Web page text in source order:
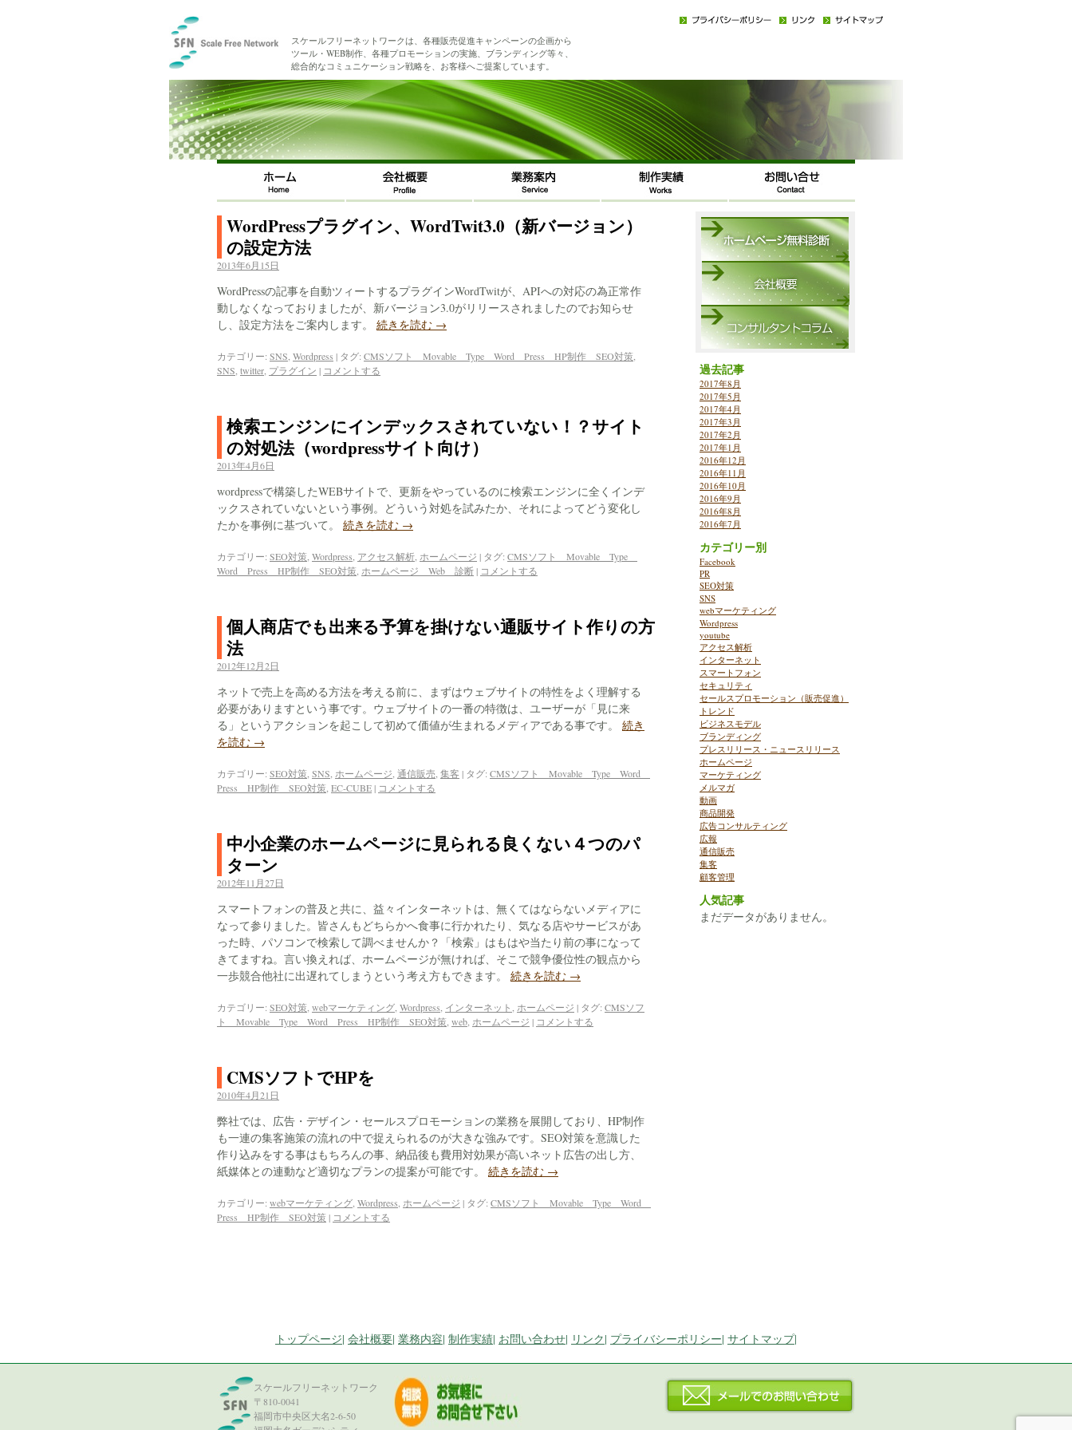
スケールフリーネットワークは、各種販売促進キャンペーンの企画から
ツール・WEB制作、各種プロモーションの実施、ブランディング等々、
総合的なコミュニケーション戦略を、お客様へご提案しています。
過去記事
2017年8月
2017年5月
2017年4月
2017年3月
2017年2月
2017年1月
2016年12月
2016年11月
2016年10月
2016年9月
2016年8月
2016年7月
カテゴリー別
Facebook
PR
SEO対策
SNS
webマーケティング
Wordpress
youtube
アクセス解析
インターネット
スマートフォン
セキュリティ
セールスプロモーション（販売促進）
トレンド
ビジネスモデル
ブランディング
プレスリリース・ニュースリリース
ホームページ
マーケティング
メルマガ
動画
商品開発
広告コンサルティング
広報
通信販売
集客
顧客管理
人気記事
まだデータがありません。
WordPressプラグイン、WordTwit3.0（新バージョン）
の設定方法
2013年6月15日
WordPressの記事を自動ツィートするプラグインWordTwitが、APIへの対応の為正常作
動しなくなっておりましたが、新バージョン3.0がリリースされましたのでお知らせ
し、設定方法をご案内します。 続きを読む →
カテゴリー: SNS Wordpress | タグ: CMSソフト Movable Type Word Press HP制作 SEO対策
SNS twitter プラグイン | コメントする
検索エンジンにインデックスされていない！？サイト
の対処法（wordpressサイト向け）
2013年4月6日
wordpressで構築したWEBサイトで、更新をやっているのに検索エンジンに全くインデ
ックスされていないという事例。どういう対処を試みたか、それによってどう変化し
たかを事例に基づいて。 続きを読む →
カテゴリー: SEO対策 Wordpress アクセス解析 ホームページ | タグ: CMSソフト Movable Type
Word Press HP制作 SEO対策 ホームページ Web 診断| コメントする
個人商店でも出来る予算を掛けない通販サイト作りの方
法
2012年12月2日
ネットで売上を高める方法を考える前に、まずはウェブサイトの特性をよく理解する
必要がありますという事です。ウェブサイトの一番の特徴は、ユーザーが「見に来
る」というアクションを起こして初めて価値が生まれるメディアである事です。 続き
を読む →
カテゴリー: SEO対策 SNS ホームページ 通信販売 集客 | タグ: CMSソフト Movable Type Word
Press HP制作 SEO対策 EC-CUBE| コメントする
中小企業のホームページに見られる良くない４つのパ
ターン
2012年11月27日
スマートフォンの普及と共に、益々インターネットは、無くてはならないメディアに
なって参りました。皆さんもどちらかへ食事に行かれたり、気なる店やサービスがあ
った時、パソコンで検索して調べませんか？「検索」はもはや当たり前の事になって
きてますね。言い換えれば、ホームページが無ければ、そこで競争優位性の観点から
一歩競合他社に出遅れてしまうという考え方もできます。 続きを読む →
カテゴリー: SEO対策 webマーケティング Wordpress インターネット ホームページ | タグ: CMSソフ
ト Movable Type Word Press HP制作 SEO対策 web ホームページ | コメントする
CMSソフトでHPを
2010年4月21日
弊社では、広告・デザイン・セールスプロモーションの業務を展開しており、HP制作
も一連の集客施策の流れの中で捉えられるのが大きな強みです。SEO対策を意識した
作り込みをする事はもちろんの事、納品後も費用対効果が高いネット広告の出し方、
紙媒体との連動など適切なプランの提案が可能です。 続きを読む →
カテゴリー: webマーケティング Wordpress ホームページ | タグ: CMSソフト Movable Type Word
Press HP制作 SEO対策| コメントする
トップページ| 会社概要| 業務内容| 制作実績| お問い合わせ| リンク| プライバシーポリシー| サイトマップ|
スケールフリーネットワーク
〒810-0041
福岡市中央区大名2-6-50